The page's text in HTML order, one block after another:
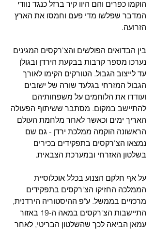
הוקמו כפרים והם היוו קיר ברזל כנגד נוודי
המדבר שפלשו מדי פעם וחמסו את הארץ
הזרועה.
בין הבדואים הפולשים והצ'רקסים המגינים
נערכו מספר קרבות בבקעת הירדן ובגולן
עד לייצוב הגבול. הטורקים הקימו לאורך
הגבול המזרחי בגלעד שורה של ישובים
ועודדו את הלוחמים על משפחותיהם
להתיישב במקום. מסתבר ששיתוף הפעולה
האריך ימים וכאשר לאחר מלחמת העולם
הראשונה הוקמה ממלכת ירדן - גם שם
נמצאו הצ'רקסים בתפקידים בכירים
בשלטון האזרחי ובמערכת הצבאית.
על אף חלקם הצנוע בכלל אוכלוסיית
הממלכה החזיקו הצ'רקסים בתפקידים
מרכזיים בממשל. ע"פ ההיסטוריה הירדנית,
התיישבות הצ'רקסים במאה ה-19 באזור
עמאן הביאה לכך שהשלטון הבריטי, לאחר